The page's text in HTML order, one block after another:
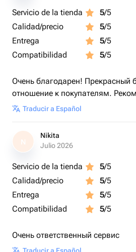
Servicio de la tienda 5/5
Calidad/precio
5/5
Entrega
5/5
Compatibilidad
5/5
Очень благодарен! Прекрасный
отношение к покупателям.
Traducir a Español
N
Nikita
Julio 2026
Servicio de la tienda 5/5
Calidad/precio
5/5
Entrega
5/5
Compatibilidad
5/5
Очень ответственный сервис